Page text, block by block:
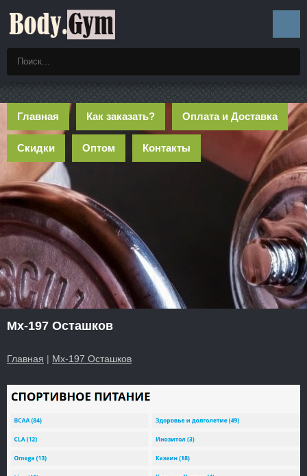
Главная Как заказать? Оплата и Доставка
Скидки Оптом Контакты
Mx-197 Осташков
Главная | Mx-197 Осташков